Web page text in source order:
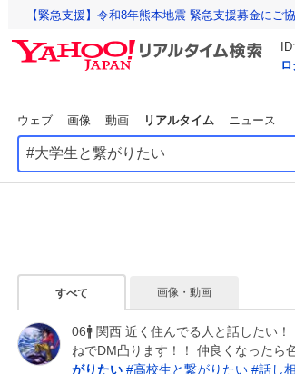
【緊急支援】令和8年熊本地震 緊急支援募金にご
ウェブ 画像 動画 リアルタイム ニュース
すべて 画像・動画
06🚹 関西 近く住んでる人と話したい
ねでDM凸ります！！ 仲良くなったら
がりたい #高校生と繋がりたい #話し